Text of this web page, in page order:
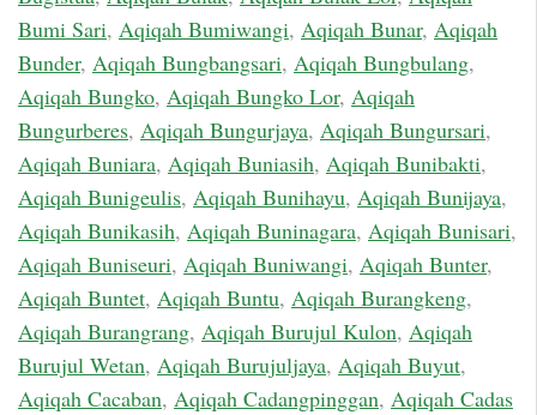
Bumi Sari, Aqiqah Bumiwangi, Aqiqah Bunar, Aqiqah
Bunder, Aqiqah Bungbangsari, Aqiqah Bungbulang,
Aqiqah Bungko, Aqiqah Bungko Lor, Aqiqah
Bungurberes, Aqiqah Bungurjaya, Aqiqah Bungursari,
Aqiqah Buniara, Aqiqah Buniasih, Aqiqah Bunibakti,
Aqiqah Bunigeulis, Aqiqah Bunihayu, Aqiqah Bunijaya,
Aqiqah Bunikasih, Aqiqah Buninagara, Aqiqah Bunisari,
Aqiqah Buniseuri, Aqiqah Buniwangi, Aqiqah Bunter,
Aqiqah Buntet, Aqiqah Buntu, Aqiqah Burangkeng,
Aqiqah Burangrang, Aqiqah Burujul Kulon, Aqiqah
Burujul Wetan, Aqiqah Burujuljaya, Aqiqah Buyut,
Aqiqah Cacaban, Aqiqah Cadangpinggan, Aqiqah Cadas